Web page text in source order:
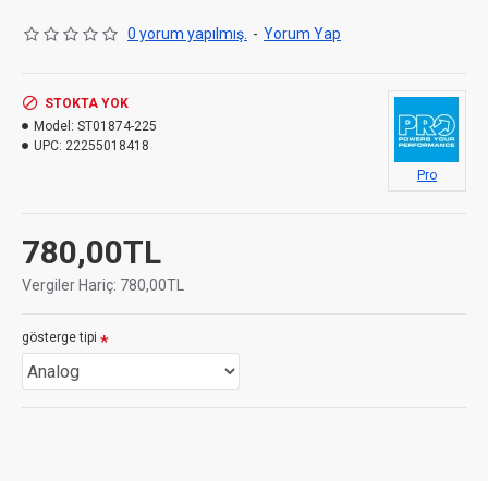
0 yorum yapılmış. - Yorum Yap
780,00TL
Vergiler Hariç: 780,00TL
STOKTA YOK
Model: ST01874-225
UPC: 22255018418
Pro
gösterge tipi